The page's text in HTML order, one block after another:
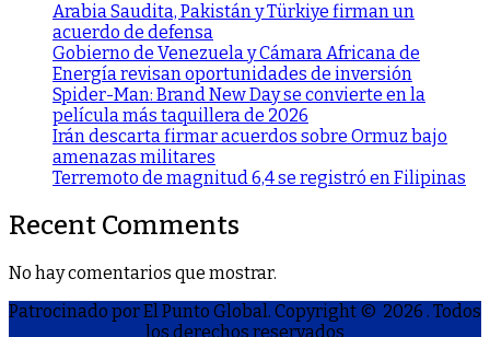
Arabia Saudita, Pakistán y Türkiye firman un
acuerdo de defensa
Gobierno de Venezuela y Cámara Africana de
Energía revisan oportunidades de inversión
Spider-Man: Brand New Day se convierte en la
película más taquillera de 2026
Irán descarta firmar acuerdos sobre Ormuz bajo
amenazas militares
Terremoto de magnitud 6,4 se registró en Filipinas
Recent Comments
No hay comentarios que mostrar.
Patrocinado por El Punto Global. Copyright © 2026 . Todos
los derechos reservados